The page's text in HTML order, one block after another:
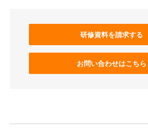
研修資料を請求する
お問い合わせはこちら